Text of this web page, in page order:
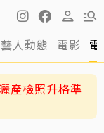
藝人動態 電影
產檢照升格準